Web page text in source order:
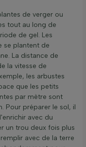
de verger ou
tout au long de
de gel. Les
se plantent de
La distance de
la vitesse de
les arbustes
que les petits
par mètre sont
Pour préparer le sol, il
avec du
un trou deux fois plus
avec de la terre